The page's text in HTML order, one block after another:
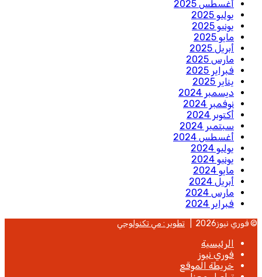
أغسطس 2025
يوليو 2025
يونيو 2025
مايو 2025
أبريل 2025
مارس 2025
فبراير 2025
يناير 2025
ديسمبر 2024
نوفمبر 2024
أكتوبر 2024
سبتمبر 2024
أغسطس 2024
يوليو 2024
يونيو 2024
مايو 2024
أبريل 2024
مارس 2024
فبراير 2024
© فوري نيوز2026 | تطوير : مي تكنولوجي
الرئيسية
فوري نيوز
خريطة الموقع